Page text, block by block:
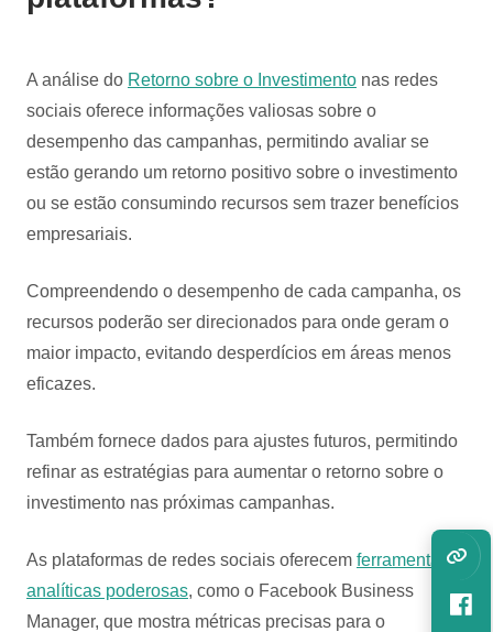
A análise do Retorno sobre o Investimento nas redes
sociais oferece informações valiosas sobre o
desempenho das campanhas, permitindo avaliar se
estão gerando um retorno positivo sobre o investimento
ou se estão consumindo recursos sem trazer benefícios
empresariais.
Compreendendo o desempenho de cada campanha, os
recursos poderão ser direcionados para onde geram o
maior impacto, evitando desperdícios em áreas menos
eficazes.
Também fornece dados para ajustes futuros, permitindo
refinar as estratégias para aumentar o retorno sobre o
investimento nas próximas campanhas.
As plataformas de redes sociais oferecem ferramentas
analíticas poderosas, como o Facebook Business
Manager, que mostra métricas precisas para o